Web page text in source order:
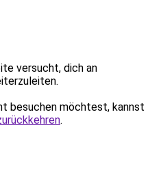
versucht, dich an
besuchen möchtest, kannst
.